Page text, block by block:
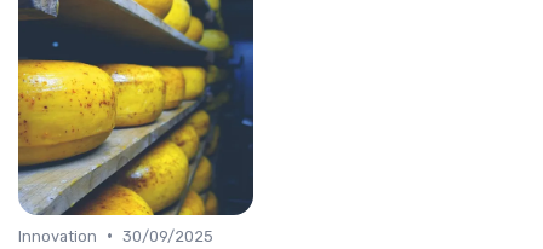
Innovation • 30/09/2025